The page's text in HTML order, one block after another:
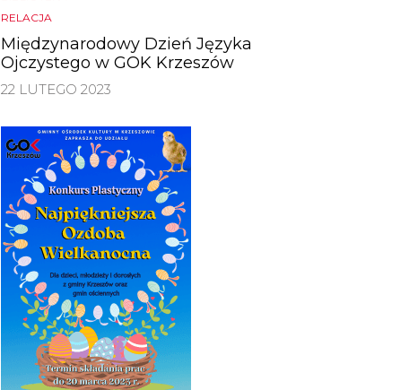
RELACJA
Międzynarodowy Dzień Języka
Ojczystego w GOK Krzeszów
22 LUTEGO 2023